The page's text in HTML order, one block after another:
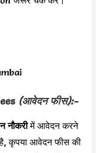
(आवेदन फीस):-
नौकरीमें आवेदन करने
कृपया आवेदन फीस की